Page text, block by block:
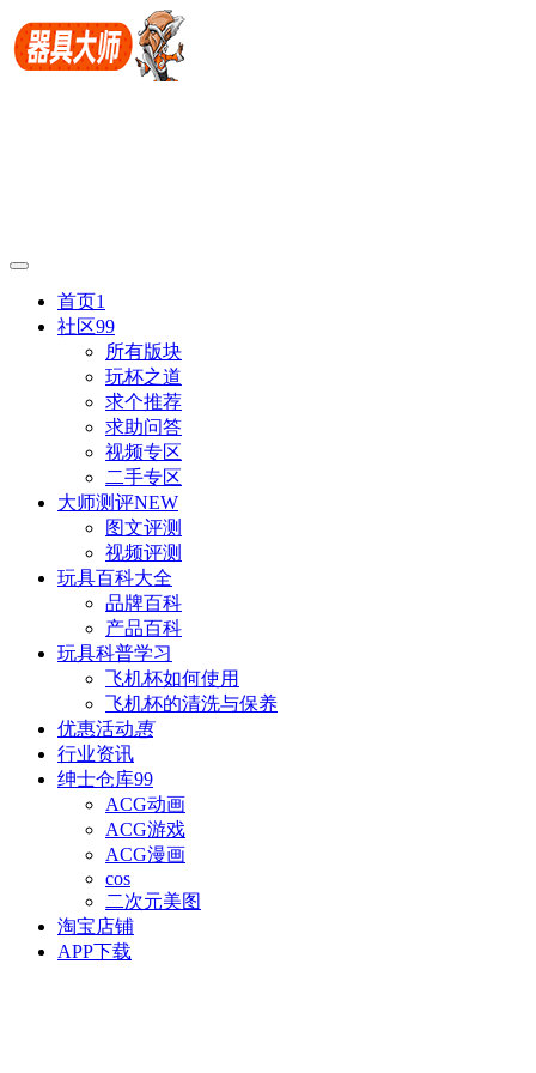
首页1
社区99
所有版块
玩杯之道
求个推荐
求助问答
视频专区
二手专区
大师测评NEW
图文评测
视频评测
玩具百科大全
品牌百科
产品百科
玩具科普学习
飞机杯如何使用
飞机杯的清洗与保养
优惠活动惠
行业资讯
绅士仓库99
ACG动画
ACG游戏
ACG漫画
cos
二次元美图
淘宝店铺
APP下载